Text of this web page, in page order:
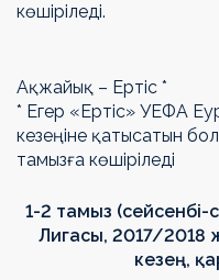
көшіріледі.
Ақжайық – Ертіс *
* Егер «Ертіс» УЕФА
кезеңіне қатысатын
тамызға көшіріледі
1-2 тамыз
Лигасы, 2017/2018
кезең,